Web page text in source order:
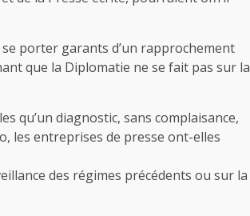
porter garants d’un rapprochement
que la Diplomatie ne se fait pas sur la
qu’un diagnostic, sans complaisance,
les entreprises de presse ont-elles
des régimes précédents ou sur la